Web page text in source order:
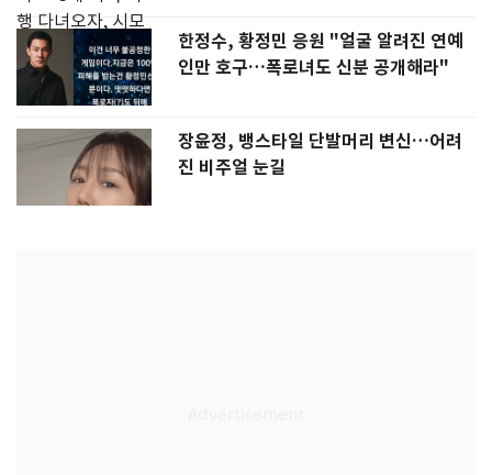
한정수, 황정민 응원 "얼굴 알려진 연예
인만 호구…폭로녀도 신분 공개해라"
장윤정, 뱅스타일 단발머리 변신…어려
진 비주얼 눈길